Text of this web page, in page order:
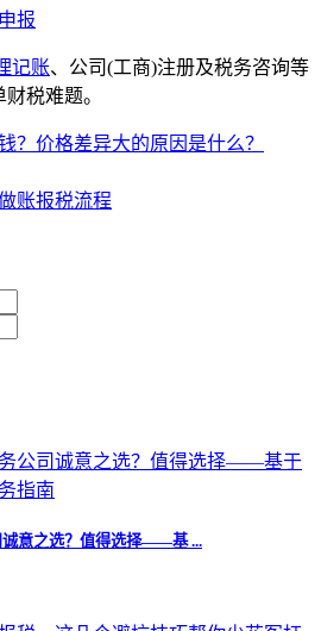
报
记账、公司(工商)注册及税务咨询等
税难题。
？价格差异大的原因是什么？
账报税流程
诚意之选？值得选择——基 ...